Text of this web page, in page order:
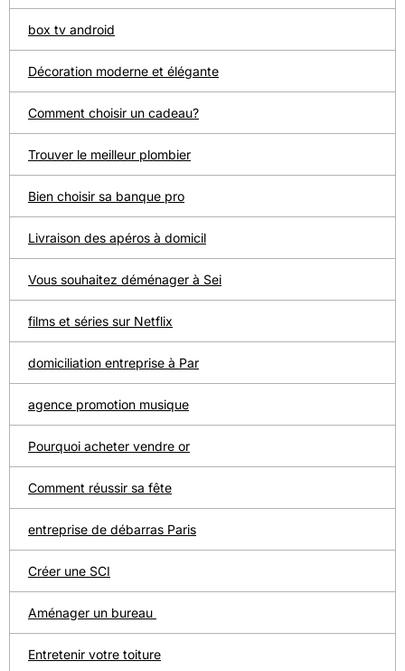
box tv android
Décoration moderne et élégante
Comment choisir un cadeau?
Trouver le meilleur plombier
Bien choisir sa banque pro
Livraison des apéros à domicil
Vous souhaitez déménager à Sei
films et séries sur Netflix
domiciliation entreprise à Par
agence promotion musique
Pourquoi acheter vendre or
Comment réussir sa fête
entreprise de débarras Paris
Créer une SCI
Aménager un bureau
Entretenir votre toiture